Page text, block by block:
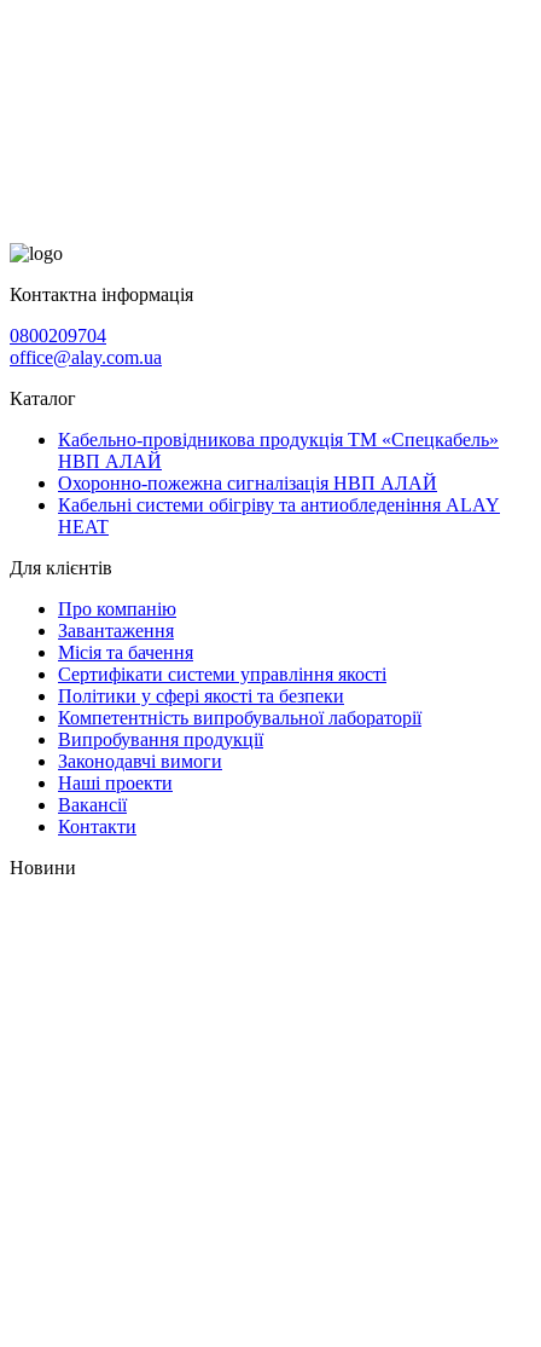
Контактна інформація
0800209704
office@alay.com.ua
Каталог
Кабельно-провідникова продукція ТМ «Спецкабель»
НВП АЛАЙ
Охоронно-пожежна сигналізація НВП АЛАЙ
Кабельні системи обігріву та антиобледеніння ALAY
HEAT
Для клієнтів
Про компанію
Завантаження
Місія та бачення
Сертифікати системи управління якості
Політики у сфері якості та безпеки
Компетентність випробувальної лабораторії
Випробування продукції
Законодавчі вимоги
Наші проекти
Вакансії
Контакти
Новини